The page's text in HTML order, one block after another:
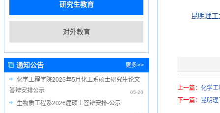
研究生教育
对外教育
更多>>
通知公告
05-20
化学工程学院2026年5月化工系硕士研究生论文
答辩安排公示
生物质工程系2026届硕士答辩安排-公示
昆明理
上一篇： 化学工
下一篇： 昆明